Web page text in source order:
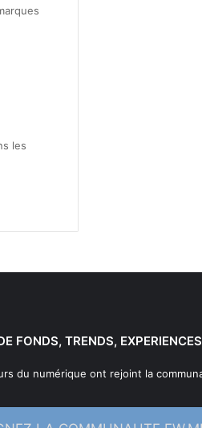
les
FONDS, TRENDS, EXPERIENCES
du numérique ont rejoint la